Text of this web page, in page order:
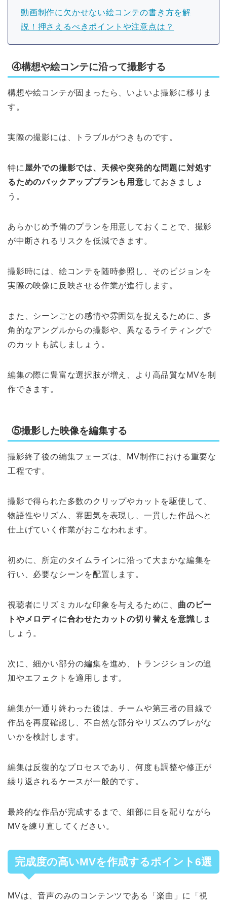
動画制作に欠かせない絵コンテの書き方を解
説！押さえるべきポイントや注意点は？
④構想や絵コンテに沿って撮影する
構想や絵コンテが固まったら、いよいよ撮影に移りま
す。
実際の撮影には、トラブルがつきものです。
特に 屋外での撮影では、天候や突発的な問題に対処す
るためのバックアッププランも用意 しておきましょ
う。
あらかじめ予備のプランを用意しておくことで、撮影
が中断されるリスクを低減できます。
撮影時には、絵コンテを随時参照し、そのビジョンを
実際の映像に反映させる作業が進行します。
また、シーンごとの感情や雰囲気を捉えるために、多
角的なアングルからの撮影や、異なるライティングで
のカットも試しましょう。
編集の際に豊富な選択肢が増え、より高品質なMVを制
作できます。
⑤撮影した映像を編集する
撮影終了後の編集フェーズは、MV制作における重要な
工程です。
撮影で得られた多数のクリップやカットを駆使して、
物語性やリズム、雰囲気を表現し、一貫した作品へと
仕上げていく作業がおこなわれます。
初めに、所定のタイムラインに沿って大まかな編集を
行い、必要なシーンを配置します。
視聴者にリズミカルな印象を与えるために、 曲のビー
トやメロディに合わせたカットの切り替えを意識 しま
しょう。
次に、細かい部分の編集を進め、トランジションの追
加やエフェクトを適用します。
編集が一通り終わった後は、チームや第三者の目線で
作品を再度確認し、不自然な部分やリズムのブレがな
いかを検討します。
編集は反復的なプロセスであり、何度も調整や修正が
繰り返されるケースが一般的です。
最終的な作品が完成するまで、細部に目を配りながら
MVを練り直してください。
完成度の高いMVを作成するポイント6選
MVは、音声のみのコンテンツである「楽曲」に「視